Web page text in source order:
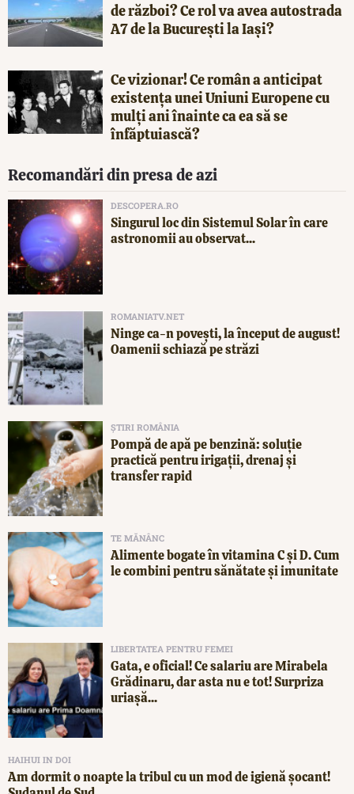
de război? Ce rol va avea autostrada
A7 de la București la Iași?
Ce vizionar! Ce român a anticipat
existența unei Uniuni Europene cu
mulți ani înainte ca ea să se
înfăptuiască?
Recomandări din presa de azi
DESCOPERA.RO
Singurul loc din Sistemul Solar în care
astronomii au observat...
ROMANIATV.NET
Ninge ca-n povești, la început de august!
Oamenii schiază pe străzi
ȘTIRI ROMÂNIA
Pompă de apă pe benzină: soluție
practică pentru irigații, drenaj și
transfer rapid
TE MĂNÂNC
Alimente bogate în vitamina C și D. Cum
le combini pentru sănătate și imunitate
LIBERTATEA PENTRU FEMEI
Gata, e oficial! Ce salariu are Mirabela
Grădinaru, dar asta nu e tot! Surpriza
uriașă...
HAIHUI IN DOI
Am dormit o noapte la tribul cu un mod de igienă șocant!